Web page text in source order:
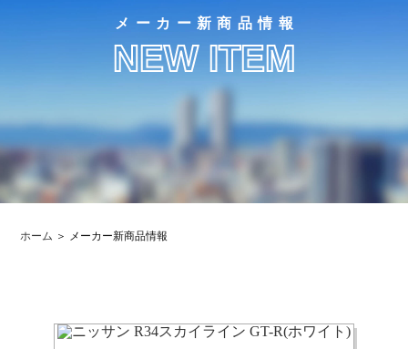
メーカー新商品情報
NEW ITEM
ホーム メーカー新商品情報